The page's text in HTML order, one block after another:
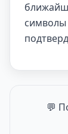
символы
💬